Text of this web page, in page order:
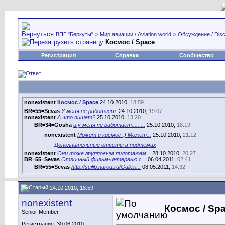
ВПГ "Беркуты" > Мир авиации / Aviation world > Обсуждение /
Космос / Space
Регистрация Справка Сообщество
nonexistent Космос / Space 24.10.2010, 18:59
BR=55=Sevas У меня не работает. 24.10.2010, 19:07
nonexistent А что пишет? 25.10.2010, 13:20
BR=34=Gosha и у меня не работает..... ... 25.10.2010, 18:19
nonexistent Может и космос :) Может... 25.10.2010, 21:12
Дополнительные ответы в подтемах
nonexistent Они тоже групповым пилотажем... 28.10.2010, 20:27
BR=55=Sevas Отличный фильм-интервью с... 06.04.2011, 02:41
BR=55=Sevas http://scilib.narod.ru/Galleri... 08.05.2011, 14:32
BR=55=Sevas Последний взлёт Эндевера ...23.05.2011,23:50
BR=55=Sevas
Портрет Шаттла и МКС....
Последний запуск шаттла, 8...07.07.2011,01:13
BR=55=Sevas
Интересный фильм о запуске... 21.10.2011,17:42
Дополнительные ответы в подтемах
24.10.2010, 18:59
nonexistent
Senior Member
Космос /